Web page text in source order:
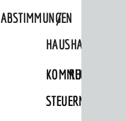
ABSTIMMUNGEN
/
HAUSHALT
KOMMUNALE
STEUERN